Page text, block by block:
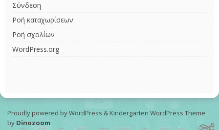
Σύνδεση
Ροή καταχωρίσεων
Ροή σχολίων
WordPress.org
Proudly powered by WordPress &Kindergarten WordPress Theme
by Dinozoom.